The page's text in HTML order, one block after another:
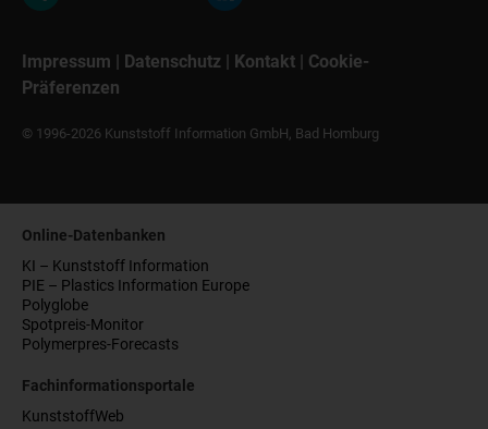
Impressum | Datenschutz | Kontakt | Cookie-
Präferenzen
© 1996-2026 Kunststoff Information GmbH, Bad Homburg
Online-Datenbanken
KI – Kunststoff Information
PIE – Plastics Information Europe
Polyglobe
Spotpreis-Monitor
Polymerpres-Forecasts
Fachinformationsportale
KunststoffWeb